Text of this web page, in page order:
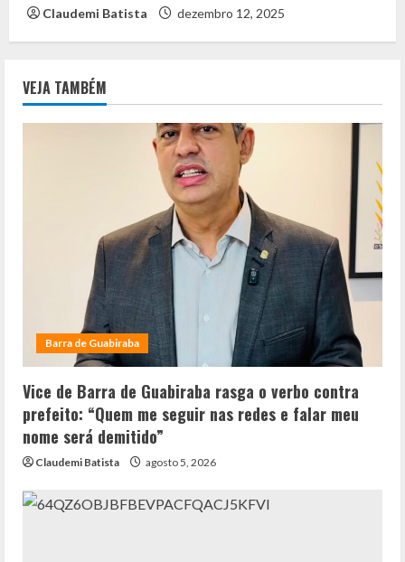
Claudemi Batista dezembro 12, 2025
VEJA TAMBÉM
Barra de Guabiraba
Vice de Barra de Guabiraba rasga o verbo contra
prefeito: “Quem me seguir nas redes e falar meu
nome será demitido”
Claudemi Batista agosto 5, 2026